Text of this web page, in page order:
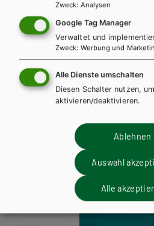
Diese Bücher
ebenfalls
Zweck: Analysen
Google Tag Manager
Verwaltet und
Zweck: Werbung und
Alle Dienste umschalten
Diesen Schalter nutzen,
aktivieren/deaktivieren.
Ablehnen
Auswahl
Alle